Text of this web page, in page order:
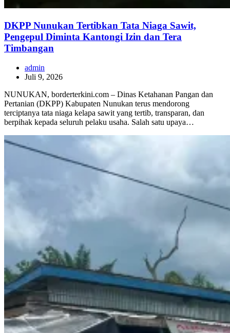
DKPP Nunukan Tertibkan Tata Niaga Sawit,
Pengepul Diminta Kantongi Izin dan Tera
Timbangan
admin
Juli 9, 2026
NUNUKAN, borderterkini.com – Dinas Ketahanan Pangan dan
Pertanian (DKPP) Kabupaten Nunukan terus mendorong
terciptanya tata niaga kelapa sawit yang tertib, transparan, dan
berpihak kepada seluruh pelaku usaha. Salah satu upaya…